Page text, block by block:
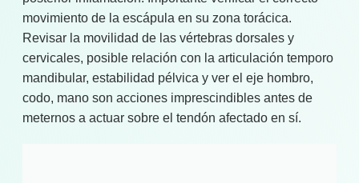
movimiento de la escápula en su zona torácica.
Revisar la movilidad de las vértebras dorsales y
cervicales, posible relación con la articulación temporo
mandibular, estabilidad pélvica y ver el eje hombro,
codo, mano son acciones imprescindibles antes de
meternos a actuar sobre el tendón afectado en sí.